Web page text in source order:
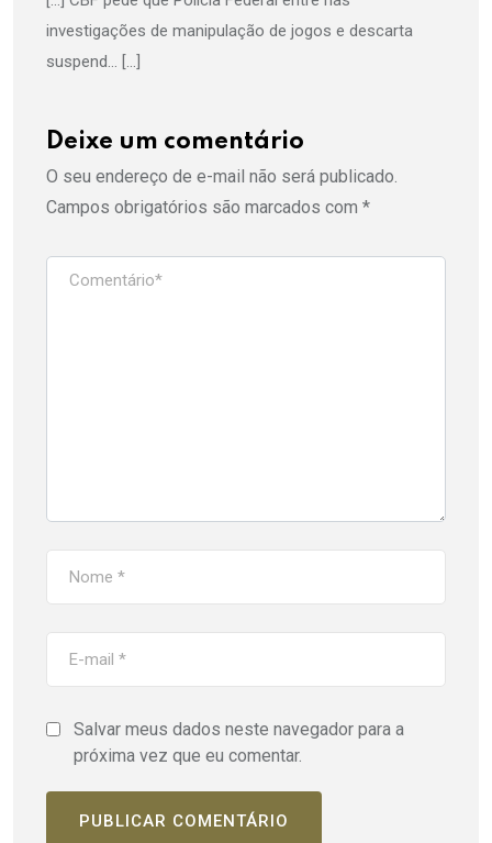
investigações de manipulação de jogos e descarta
suspend… […]
Deixe um comentário
O seu endereço de e-mail não será publicado.
Campos obrigatórios são marcados com *
Salvar meus dados neste navegador para a
próxima vez que eu comentar.